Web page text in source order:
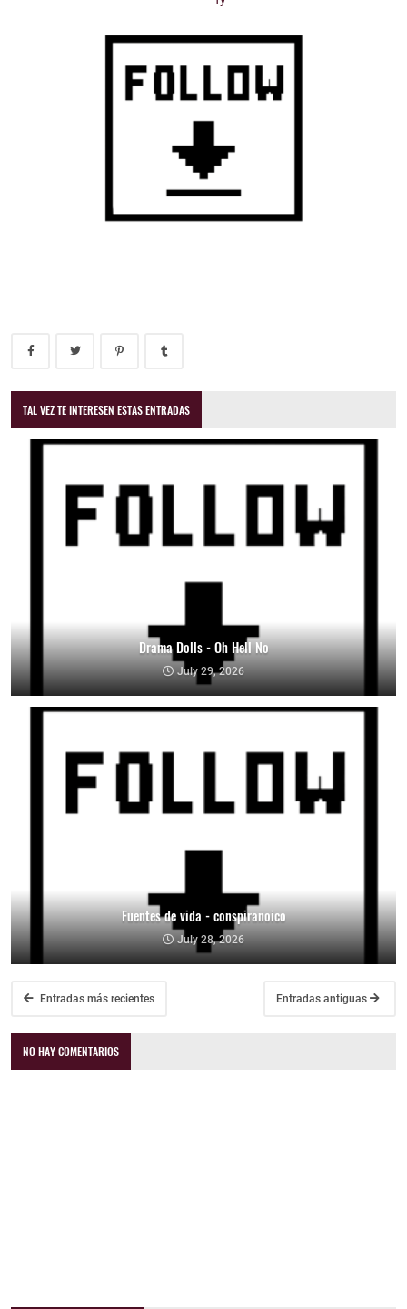
TAL VEZ TE INTERESEN ESTAS ENTRADAS
Drama Dolls - Oh Hell No
July 29, 2026
Fuentes de vida - conspiranoico
July 28, 2026
Entradas más recientes Entradas antiguas
NO HAY COMENTARIOS